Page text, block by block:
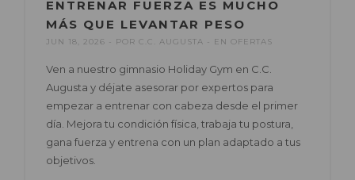
ENTRENAR FUERZA ES MUCHO
MÁS QUE LEVANTAR PESO
JUN 18, 2026 POR C.C. AUGUSTA EN OFERTAS
Ven a nuestro gimnasio Holiday Gym en C.C.
Augusta y déjate asesorar por expertos para
empezar a entrenar con cabeza desde el primer
día. Mejora tu condición física, trabaja tu postura,
gana fuerza y entrena con un plan adaptado a tus
objetivos.